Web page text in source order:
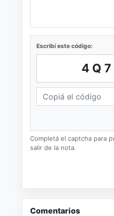
Escribí este código:
Completá el captcha para
salir de la nota.
Comentarios